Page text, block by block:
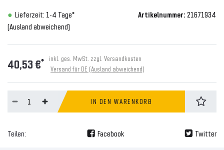
Lieferzeit: 1-4 Tage*
(Ausland abweichend)
Artikelnummer: 21671934
40,53 €* inkl. ges. MwSt. zzgl. Versandkosten
Versand für DE (Ausland abweichend)
IN DEN WARENKORB
Teilen: Facebook Twitter